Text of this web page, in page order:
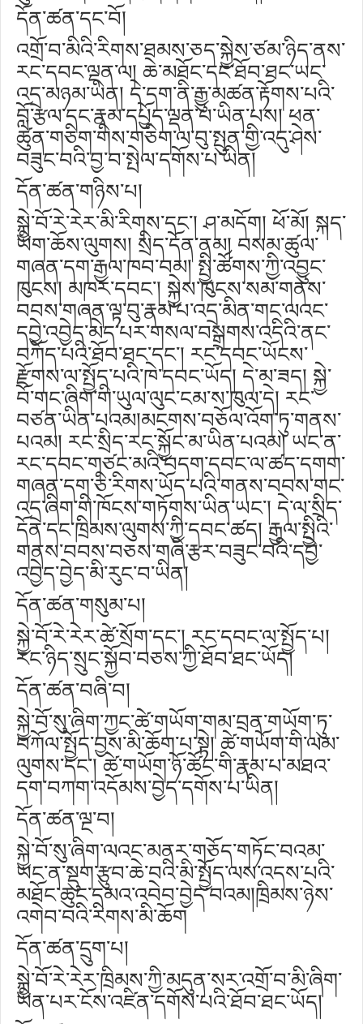
དོན་ཚན་དང་བོ།
འགྲོ་བ་མིའི་རིགས་ཐམས་ཅད་སྐྱེས་ཙམ་ཉིད་ནས་
རང་དབང་ལྡན་ལ། ཆེ་མཐོང་དང་ཐོབ་ཐང་ཡང་
འདྲ་མཉམ་ཡིན། དེ་དག་ནི་རྒྱུ་མཚན་རྟོགས་པའི་
བློ་རྩལ་དང་རྣམ་དཔྱོད་ལྡན་པ་ཡིན་པས། ཕན་
ཚུན་གཅིག་གིས་གཅིག་ལ་བུ་སྤུན་གྱི་འདུ་ཤེས་
བཟུང་བའི་བྱ་བ་སྤེལ་དགོས་པ་ཡིན།
དོན་ཚན་གཉིས་པ།
སྐྱེ་བོ་རེ་རེར་མི་རིགས་དང༌། ཤ་མདོག། ཕོ་མོ། སྐད་
ཡིག་ཆོས་ལུགས། སྲིད་དོན་ནམ། བསམ་ཚུལ་
གཞན་དག་རྒྱལ་ཁབ་བམ། སྤྱི་ཚོགས་ཀྱི་འབྱུང་
ཁུངས། མཁར་དབང༌། སྐྱེས་ཁུངས་སམ་གནས་
བབས་གཞན་ལྟ་བུ་རྣམ་པ་འདྲ་མིན་གང་ལའང་
དབྱེ་འབྱེད་མེད་པར་གསལ་བསྒྲགས་འདིའི་ནང་
བཀོད་པའི་ཐོབ་ཐང་དང༌། རང་དབང་ཡོངས་
རྫོགས་ལ་སྤྱོད་པའི་ཁེ་དབང་ཡོད། དེ་མ་ཟད། སྐྱེ་
བོ་གང་ཞིག་གི་ཡུལ་ལུང་ངམ་ས་ཁུལ་དེ། རང་
བཙན་ཡིན་པའམ།མངགས་བཅོལ་འོག་ཏུ་གནས་
པའམ། རང་སྲིད་རང་སྐྱོང་མ་ཡིན་པའམ། ཡང་ན་
རང་དབང་གཙང་མའི་བདག་དབང་ལ་ཚད་དགག་
གཞན་དག་ཅི་རིགས་ཡོད་པའི་གནས་བབས་གང་
འདྲ་ཞིག་གི་ཁོངས་གཏོགས་ཡིན་ཡང༌། དེ་ལ་སྲིད་
དོན་དང་ཁྲིམས་ལུགས་ཀྱི་དབང་ཚད། རྒྱལ་སྤྱིའི་
གནས་བབས་བཅས་གཞི་རྩར་བཟུང་བའི་དབྱེ་
འབྱེད་བྱེད་མི་རུང་བ་ཡིན།
དོན་ཚན་གསུམ་པ།
སྐྱེ་བོ་རེ་རེར་ཚེ་སྲོག་དང༌། རང་དབང་ལ་སྤྱོད་པ།
རང་ཉིད་སྲུང་སྐྱོབ་བཅས་ཀྱི་ཐོབ་ཐང་ཡོད།
དོན་ཚན་བཞི་བ།
སྐྱེ་བོ་སུ་ཞིག་ཀྱང་ཚེ་གཡོག་གམ་བྲན་གཡོག་ཏུ་
བཀོལ་སྤྱོད་བྱས་མི་ཆོག་པ་སྟེ། ཚེ་གཡོག་གི་ལམ་
ལུགས་དང༌། ཚེ་གཡོག་ཉོ་ཚོང་གི་རྣམ་པ་མཐའ་
དག་བཀག་འདོམས་བྱེད་དགོས་པ་ཡིན།
དོན་ཚན་ལྔ་བ།
སྐྱེ་བོ་སུ་ཞིག་ལའང་མནར་གཅོད་གཏོང་བའམ་
ཡང་ན་སྡུག་རྩུབ་ཆེ་བའི་མི་སྤྱོད་ལས་འདས་པའི་
མཐོང་ཆུང་དམའ་འབེབ་བྱེད་བའམ།ཁྲིམས་ཉེས་
འགེབ་བའི་རིགས་མི་ཆོག
དོན་ཚན་དྲུག་པ།
སྐྱེ་བོ་རེ་རེར་ཁྲིམས་ཀྱི་མདུན་སར་འགྲོ་བ་མི་ཞིག་
ཡིན་པར་ངོས་འཛིན་དགོས་པའི་ཐོབ་ཐང་ཡོད།